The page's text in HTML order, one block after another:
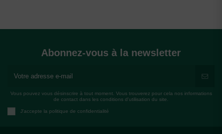
Abonnez-vous à la newsletter
Vous pouvez vous désinscrire à tout moment. Vous trouverez pour cela nos informations
de contact dans les conditions d'utilisation du site.
J'accepte la politique de confidentialité